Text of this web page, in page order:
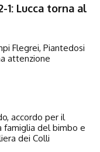
1: Lucca torna al
Flegrei, Piantedosi
attenzione
accordo per il
famiglia del bimbo e
dei Colli